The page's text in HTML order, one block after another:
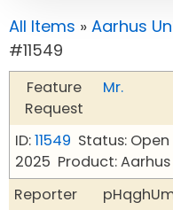
All Items » Aarhus
#11549
Feature
Request
Mr.
ID:11549 Status: Open
2025 Product:
Reporter